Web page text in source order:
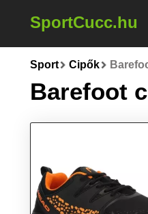
SportCucc.hu
Sport Cipők
Barefoot